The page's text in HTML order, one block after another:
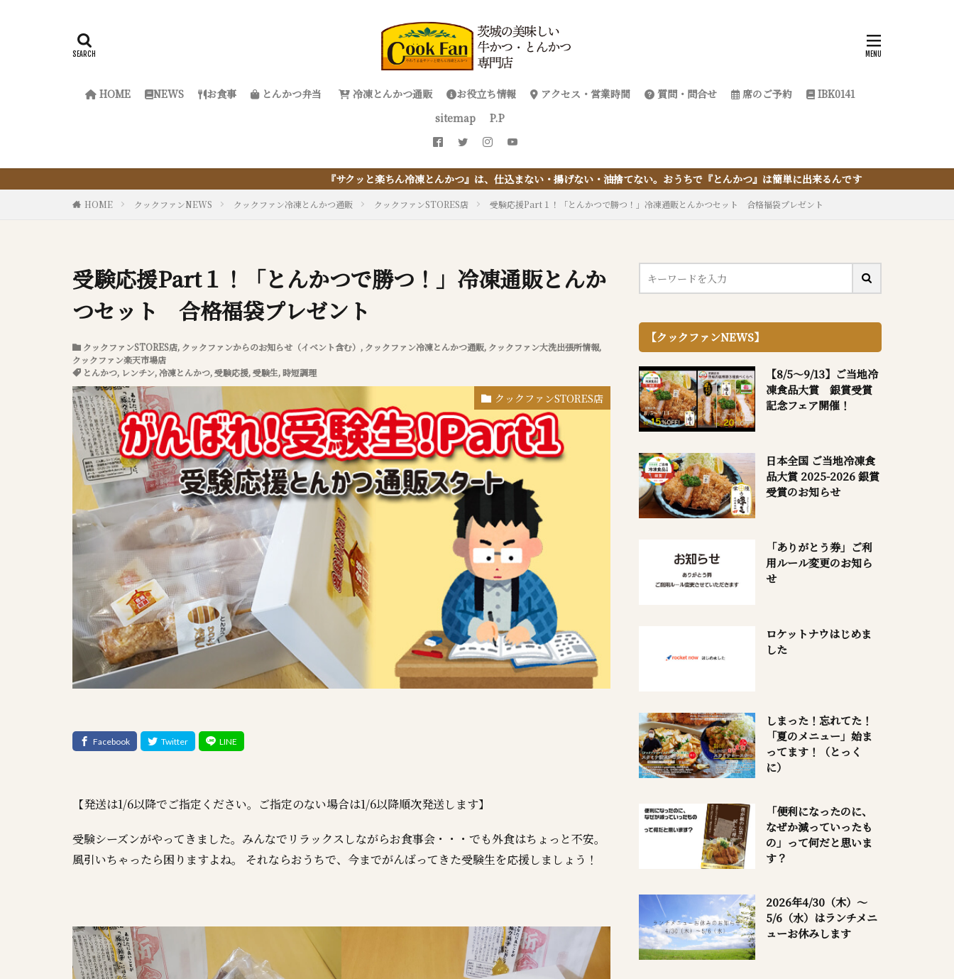
HOME NEWS お食事 とんかつ弁当 冷凍とんかつ通販 お役立ち情報 アクセス・営業時間 質問・問合せ 席のご予約
IBK0141
sitemap
P.P
『サクッと楽ちん冷凍とんかつ』は、仕込まない・揚げない・油捨てない。おうちで『とんかつ』は簡単に出来るんです
HOME クックファンNEWS クックファン冷凍とんかつ通販 クックファンSTORES店 受験応援Part１！「とんかつで勝つ！」冷凍通販とんかつセット 合格福袋プレゼント
受験応援Part１！「とんかつで勝つ！」冷凍通販とんか
つセット 合格福袋プレゼント
クックファンSTORES店, クックファンからのお知らせ（イベント含む） , クックファン冷凍とんかつ通販, クックファン大洗出張所情報,
クックファン楽天市場店
とんかつ, レンチン,冷凍とんかつ,受験応援,受験生,時短調理
クックファンSTORES店
【発送は1/6以降でご指定ください。ご指定のない場合は1/6以降順次発送します】
受験シーズンがやってきました。みんなでリラックスしながらお食事会・・・でも外食はちょっと不安。
風引いちゃったら困りますよね。 それならおうちで、今までがんばってきた受験生を応援しましょう！
【クックファンNEWS】
【8/5～9/13】ご当地冷
凍食品大賞 銀賞受賞
記念フェア開催！
日本全国 ご当地冷凍食
品大賞 2025-2026 銀賞
受賞のお知らせ
「ありがとう券」ご利
用ルール変更のお知ら
せ
ロケットナウはじめま
した
しまった！忘れてた！
「夏のメニュー」始ま
ってます！（とっく
に）
「便利になったのに、
なぜか減っていったも
の」って何だと思いま
す？
2026年4/30（木）～
5/6（水）はランチメニ
ューお休みします